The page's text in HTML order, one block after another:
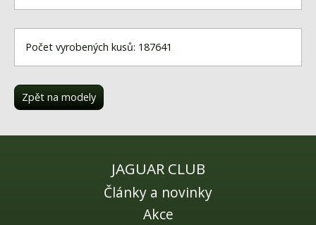
Akce
Fórum
Videa
Počet vyrobených kusů: 187641
Zpět na modely
JAGUAR CLUB
Články a novinky
Akce